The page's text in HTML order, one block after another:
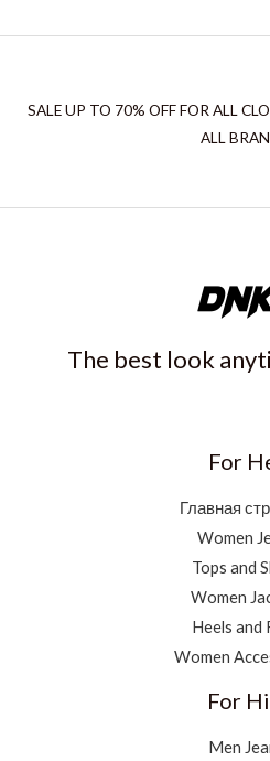
SALE UP TO 70% OFF FOR ALL
ALL
The best look
For
Главная
Women
Tops and
Women
Heels and
Women
For
Men